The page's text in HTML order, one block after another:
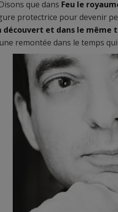
que dans Feu le
protectrice pour devenir
découvert et dans le même
remontée dans le temps qui